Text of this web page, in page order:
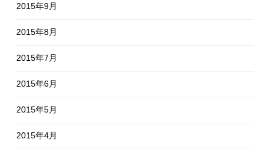
2015年9月
2015年8月
2015年7月
2015年6月
2015年5月
2015年4月